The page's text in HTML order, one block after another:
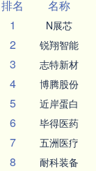
排名
名称
1
N展芯
2 锐翔智能
3 志特新材
4 博腾股份
5 近岸蛋白
6 毕得医药
7 五洲医疗
8 耐科装备